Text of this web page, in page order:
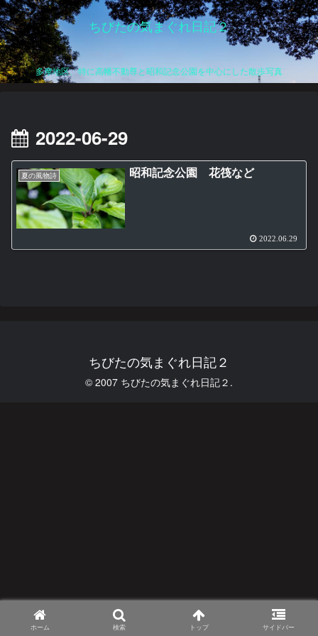
ちびたの気まぐれ日記２
多摩地区、特に高幡不動尊と昭和記念公園を中心にした散歩写真
2022-06-29
夏の風物詩 昭和記念公園 花筏など
2022.06.29
ちびたの気まぐれ日記２
© 2007 ちびたの気まぐれ日記２.
ホーム 検索 トップ サイドバー